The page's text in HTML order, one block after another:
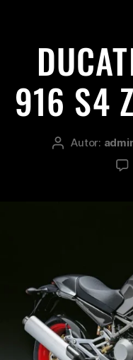
916 S4
Autor: